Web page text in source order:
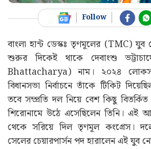
Follow
বাংলা হান্ট ডেস্কঃ তৃণমূলের (TMC) যুব
শুরুর দিকেই থাকে দেবাংশু
Bhattacharya) নাম। ২০২৪
বিধানসভা নির্বাচনে তাঁকে টিকিট
তবে সম্প্রতি দল নিয়ে বেশ কিছু
শিরোনামে উঠে এসেছিলেন তিনি। এই
থেকে সরিয়ে দিল তৃণমূল কংগ্রেস।
সেলের চেয়ারপার্সন পদ হারালেন এই যুব